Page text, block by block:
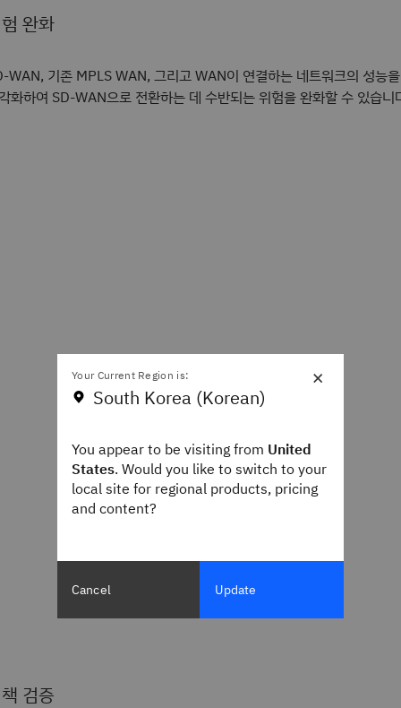
완화
WAN, 기존 MPLS WAN, 그리고 WAN이 연결하는 네트워크의 성능을
화하여 SD-WAN으로 전환하는 데 수반되는 위험을 완화할 수 있습니
검증
×
Your Current Region is:
South Korea (Korean)
You appear to be visiting from United
States. Would you like to switch to your
local site for regional products, pricing
and content?
Cancel Update